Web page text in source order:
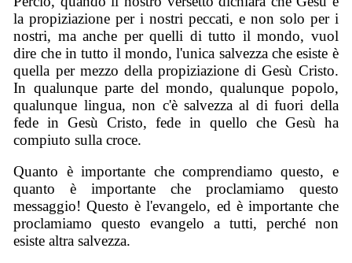
la propiziazione per i nostri peccati, e non solo per i
nostri, ma anche per quelli di tutto il mondo, vuol
dire che in tutto il mondo, l'unica salvezza che esiste è
quella per mezzo della propiziazione di Gesù Cristo.
In qualunque parte del mondo, qualunque popolo,
qualunque lingua, non c'è salvezza al di fuori della
fede in Gesù Cristo, fede in quello che Gesù ha
compiuto sulla croce.
Quanto è importante che comprendiamo questo, e
quanto è importante che proclamiamo questo
messaggio! Questo è l'evangelo, ed è importante che
proclamiamo questo evangelo a tutti, perché non
esiste altra salvezza.